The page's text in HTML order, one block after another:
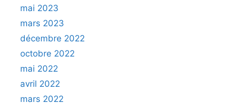
mai 2023
mars 2023
décembre 2022
octobre 2022
mai 2022
avril 2022
mars 2022